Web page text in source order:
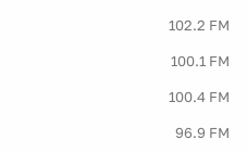
102.2 FM
100.1 FM
100.4 FM
96.9 FM